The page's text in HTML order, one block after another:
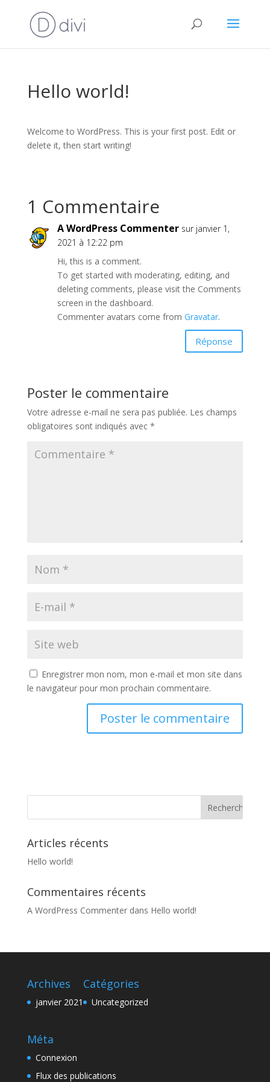
Hello world!
Welcome to WordPress. This is your first post. Edit or
delete it, then start writing!
1 Commentaire
A WordPress Commenter sur janvier 1,
2021 à 12:22 pm
Hi, this is a comment.
To get started with moderating, editing, and
deleting comments, please visit the Comments
screen in the dashboard.
Commenter avatars come from Gravatar.
Réponse
Poster le commentaire
Votre adresse e-mail ne sera pas publiée. Les champs
obligatoires sont indiqués avec *
Enregistrer mon nom, mon e-mail et mon site dans
le navigateur pour mon prochain commentaire.
Articles récents
Hello world!
Commentaires récents
A WordPress Commenterdans Hello world!
Archives
janvier 2021
Catégories
Uncategorized
Méta
Connexion
Flux des publications